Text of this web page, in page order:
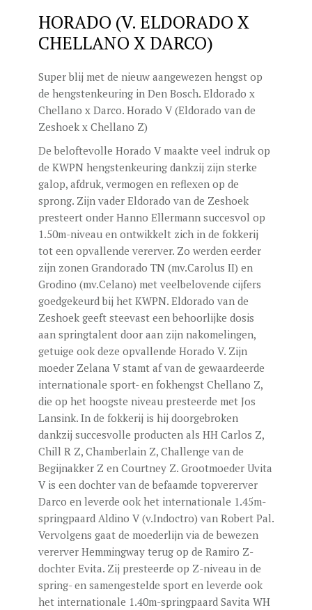
HORADO (V. ELDORADO X
CHELLANO X DARCO)
Super blij met de nieuw aangewezen hengst op
de hengstenkeuring in Den Bosch. Eldorado x
Chellano x Darco. Horado V (Eldorado van de
Zeshoek x Chellano Z)
De beloftevolle Horado V maakte veel indruk op
de KWPN hengstenkeuring dankzij zijn sterke
galop, afdruk, vermogen en reflexen op de
sprong. Zijn vader Eldorado van de Zeshoek
presteert onder Hanno Ellermann succesvol op
1.50m-niveau en ontwikkelt zich in de fokkerij
tot een opvallende vererver. Zo werden eerder
zijn zonen Grandorado TN (mv.Carolus II) en
Grodino (mv.Celano) met veelbelovende cijfers
goedgekeurd bij het KWPN. Eldorado van de
Zeshoek geeft steevast een behoorlijke dosis
aan springtalent door aan zijn nakomelingen,
getuige ook deze opvallende Horado V. Zijn
moeder Zelana V stamt af van de gewaardeerde
internationale sport- en fokhengst Chellano Z,
die op het hoogste niveau presteerde met Jos
Lansink. In de fokkerij is hij doorgebroken
dankzij succesvolle producten als HH Carlos Z,
Chill R Z, Chamberlain Z, Challenge van de
Begijnakker Z en Courtney Z. Grootmoeder Uvita
V is een dochter van de befaamde topvererver
Darco en leverde ook het internationale 1.45m-
springpaard Aldino V (v.Indoctro) van Robert Pal.
Vervolgens gaat de moederlijn via de bewezen
vererver Hemmingway terug op de Ramiro Z-
dochter Evita. Zij presteerde op Z-niveau in de
spring- en samengestelde sport en leverde ook
het internationale 1.40m-springpaard Savita WH